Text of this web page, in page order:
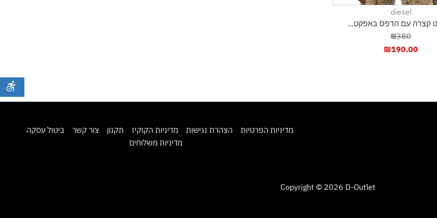
diesel
קצרה עם הדפס באפקט...
₪380
₪190.00
מדיניות הפרטיות הצהרת נגישות מדיניות הקוקיז תקנון צור קשר
ביטול עסקה
מדיניות משלוחים
Copyright © 2026 D-Outlet